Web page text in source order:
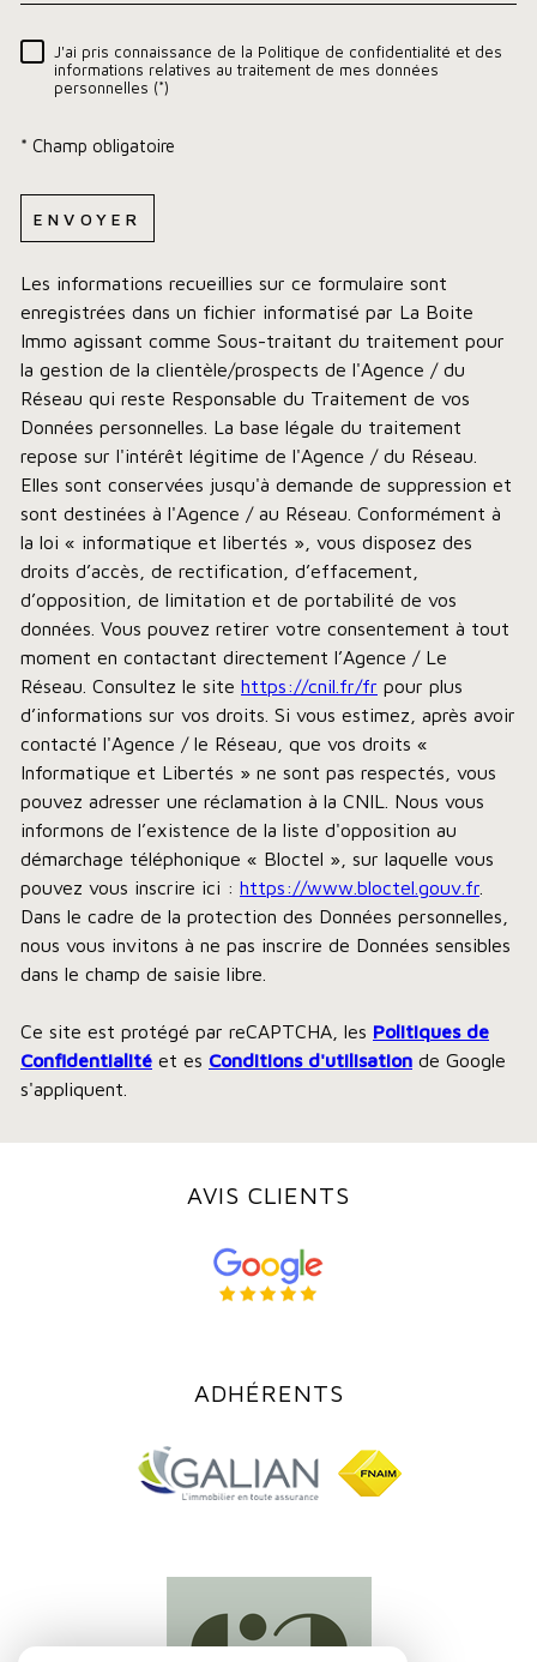
RÈGLEMENTATION
J'ai pris connaissance de la Politique de confidentialité et des
informations relatives au traitement de mes données
personnelles (*)
* Champ obligatoire
ENVOYER
Les informations recueillies sur ce formulaire sont
enregistrées dans un fichier informatisé par La Boite
Immo agissant comme Sous-traitant du traitement pour
la gestion de la clientèle/prospects de l'Agence / du
Réseau qui reste Responsable du Traitement de vos
Données personnelles. La base légale du traitement
repose sur l'intérêt légitime de l'Agence / du Réseau.
Elles sont conservées jusqu'à demande de suppression et
sont destinées à l'Agence / au Réseau. Conformément à
la loi « informatique et libertés », vous disposez des
droits d’accès, de rectification, d’effacement,
d’opposition, de limitation et de portabilité de vos
données. Vous pouvez retirer votre consentement à tout
moment en contactant directement l’Agence / Le
Réseau. Consultez le site https://cnil.fr/fr pour plus
d’informations sur vos droits. Si vous estimez, après avoir
contacté l'Agence / le Réseau, que vos droits «
Informatique et Libertés » ne sont pas respectés, vous
pouvez adresser une réclamation à la CNIL. Nous vous
informons de l’existence de la liste d'opposition au
démarchage téléphonique « Bloctel », sur laquelle vous
pouvez vous inscrire ici : https://www.bloctel.gouv.fr
Dans le cadre de la protection des Données personnelles,
nous vous invitons à ne pas inscrire de Données sensibles
dans le champ de saisie libre.
Ce site est protégé par reCAPTCHA, les Politiques de
Confidentialité et es Conditions d'utilisation de Google
s'appliquent.
AVIS CLIENTS
ADHÉRENTS